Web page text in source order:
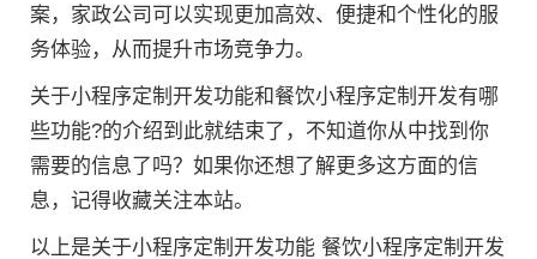
案，家政公司可以实现更加高效、便捷和个性化的服
务体验，从而提升市场竞争力。
关于小程序定制开发功能和餐饮小程序定制开发有哪
些功能?的介绍到此就结束了，不知道你从中找到你
需要的信息了吗？如果你还想了解更多这方面的信
息，记得收藏关注本站。
以上是关于小程序定制开发功能 餐饮小程序定制开发